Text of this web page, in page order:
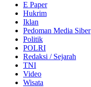
E Paper
Hukrim
Iklan
Pedoman Media Siber
Politik
POLRI
Redaksi / Sejarah
TNI
Video
Wisata